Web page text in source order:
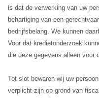
is dat de verwerking van uw
behartiging van een
bedrijfsbelang. We kunnen
Voor dat kredietonderzoek
die deze gegevens alleen voor
Tot slot bewaren wij uw
verplicht zijn op grond van